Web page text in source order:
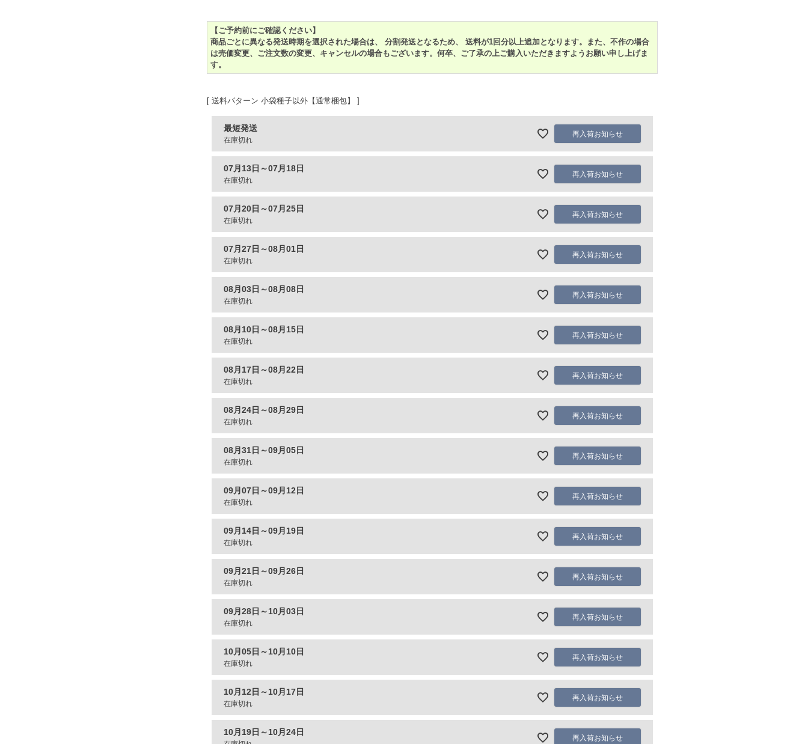
【ご予約前にご確認ください】
商品ごとに異なる発送時期を選択された場合は、 分割発送となるため、 送料が1回分以上追加となります。また、不作の場合
は売価変更、ご注文数の変更、キャンセルの場合もございます。何卒、ご了承の上ご購入いただきますようお願い申し上げま
す。
送料パターン 小袋種子以外【通常梱包】
最短発送
在庫切れ
再入荷お知らせ
07月13日～07月18日
在庫切れ
再入荷お知らせ
07月20日～07月25日
在庫切れ
再入荷お知らせ
07月27日～08月01日
在庫切れ
再入荷お知らせ
08月03日～08月08日
在庫切れ
再入荷お知らせ
08月10日～08月15日
在庫切れ
再入荷お知らせ
08月17日～08月22日
在庫切れ
再入荷お知らせ
08月24日～08月29日
在庫切れ
再入荷お知らせ
08月31日～09月05日
在庫切れ
再入荷お知らせ
09月07日～09月12日
在庫切れ
再入荷お知らせ
09月14日～09月19日
在庫切れ
再入荷お知らせ
09月21日～09月26日
在庫切れ
再入荷お知らせ
09月28日～10月03日
在庫切れ
再入荷お知らせ
10月05日～10月10日
在庫切れ
再入荷お知らせ
10月12日～10月17日
在庫切れ
再入荷お知らせ
10月19日～10月24日
再入荷お知らせ